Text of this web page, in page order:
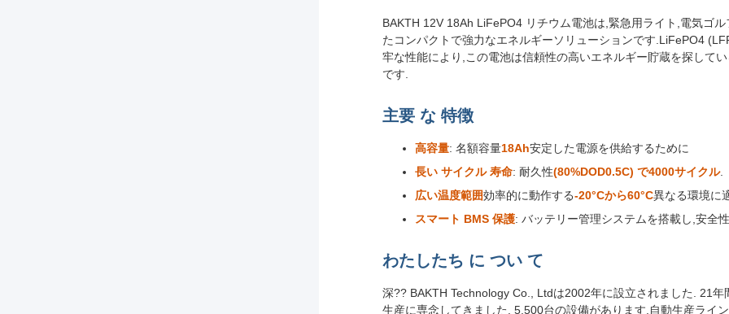
BAKTH 12V 18Ah LiFePO4 リチウム電池は,緊急用ライト,電気ゴ
たコンパクトで強力なエネルギーソリューションです.LiFePO4
牢な性能により,この電池は信頼性の高いエネルギー貯蔵を探して
です.
主要 な 特徴
高容量: 名額容量18Ah安定した電源を供給するために
長い サイクル 寿命: 耐久性(80%DOD0.5C) で4000サイクル.
広い温度範囲効率的に動作する-20°Cから60°C異なる環境に
スマート BMS 保護: バッテリー管理システムを搭載し,安全
わたしたち に つい て
深?? BAKTH Technology Co., Ltdは2002年に設立されました. 21
生産に専念してきました. 5,500台の設備があります.自動生産ライ